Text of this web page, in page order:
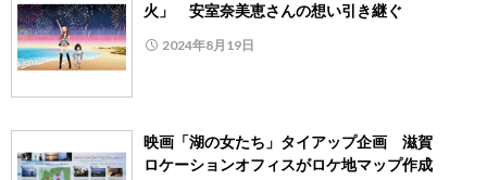
火」 安室奈美恵さんの想い引き継ぐ
2024年8月19日
映画「湖の女たち」タイアップ企画 滋賀
ロケーションオフィスがロケ地マップ作成